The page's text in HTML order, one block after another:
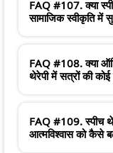
FAQ #107. क्या
सामाजिक स्वीकृति में
FAQ #108. क्या
थेरेपी में सत्रों की
FAQ #109. स्पीच
आत्मविश्वास को कैसे